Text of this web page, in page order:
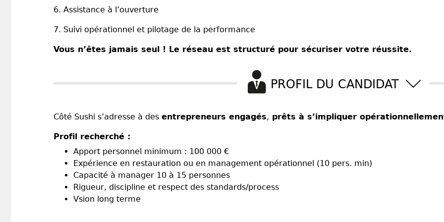
6. Assistance à l’ouverture
7. Suivi opérationnel et pilotage de la performance
Vous n’êtes jamais seul ! Le réseau est structuré pour sécuriser votre réussite.
PROFIL DU CANDIDAT
Côté Sushi s’adresse à des entrepreneurs engagés, prêts à s’impliquer
Profil recherché :
Apport personnel minimum : 100 000 €
Expérience en restauration ou en management opérationnel (10 pers. min)
Capacité à manager 10 à 15 personnes
Rigueur, discipline et respect des standards/process
Vsion long terme